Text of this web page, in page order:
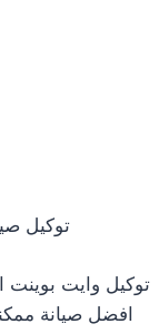
توكيل
توكيل وايت بوينت
افضل صيانة